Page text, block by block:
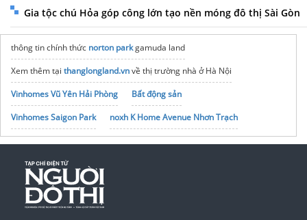
Gia tộc chú Hỏa góp công lớn tạo nền móng đô thị Sài Gòn
thông tin chính thức norton parkgamuda land
Xem thêm tại thanglongland.vnvề thị trường nhà ở Hà Nội
Vinhomes Vũ Yên Hải Phòng
Bất động sản
Vinhomes Saigon Park
noxh K Home Avenue Nhơn Trạch
Tập đoàn Bcons Group